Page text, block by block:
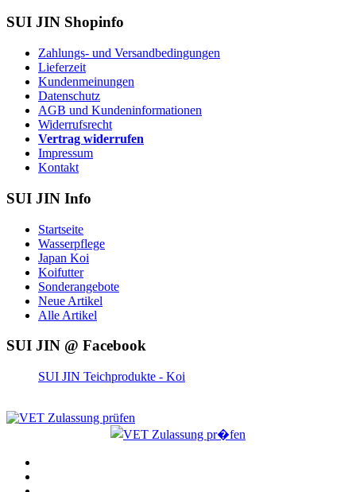
SUI JIN Shopinfo
Zahlungs- und Versandbedingungen
Lieferzeit
Kundenmeinungen
Datenschutz
AGB und Kundeninformationen
Widerrufsrecht
Vertrag widerrufen
Impressum
Kontakt
SUI JIN Info
Startseite
Wasserpflege
Japan Koi
Koifutter
Sonderangebote
Neue Artikel
Alle Artikel
SUI JIN @ Facebook
SUI JIN Teichprodukte - Koi